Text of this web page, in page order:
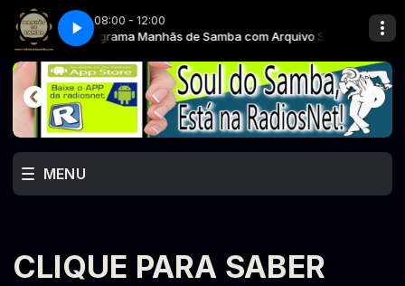
08:00 - 12:00
do SAMBA Programa Manhãs de Samba com Arquivo SOUL do SAMBA
MENU
CLIQUE PARA SABER